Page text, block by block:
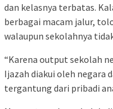
dan kelasnya terbatas.
berbagai macam jalur,
walaupun sekolahnya
“Karena output sekolah
Ijazah diakui oleh negara
tergantung dari pribadi